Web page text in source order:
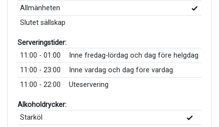
Allmänheten
Slutet sällskap
Serveringstider:
11:00 - 01:00
Inne fredag-lördag och dag före helgdag
11:00 - 23:00
Inne vardag och dag före vardag
11:00 - 22:00
Uteservering
Alkoholdrycker:
Starköl